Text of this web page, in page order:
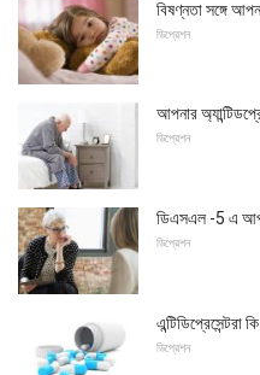
বিষণ্নতা সঙ্গে
ডিপ্রেশন
আপনার
ডিপ্রেশন
ডিএসএল -5 এ
ডিপ্রেশন
এন্টিডিপ্রেসেন্টরা
ডিপ্রেশন